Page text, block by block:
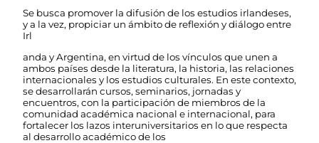
Se busca promover la difusión de los estudios irlandeses,
y a la vez, propiciar un ámbito de reflexión y diálogo entre
Irl
anda y Argentina, en virtud de los vínculos que unen a
ambos países desde la literatura, la historia, las relaciones
internacionales y los estudios culturales. En este contexto,
se desarrollarán cursos, seminarios, jornadas y
encuentros, con la participación de miembros de la
comunidad académica nacional e internacional, para
fortalecer los lazos interuniversitarios en lo que respecta
al desarrollo académico de los